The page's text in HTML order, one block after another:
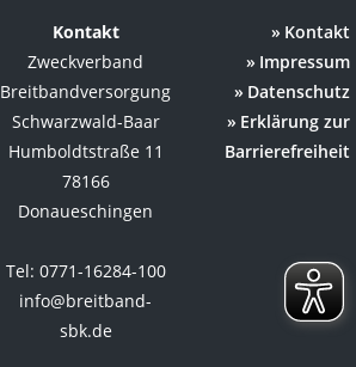
Kontakt
Zweckverband
Breitbandversorgung
Schwarzwald-Baar
Humboldtstraße 11
78166
Donaueschingen
Tel: 0771-16284-100
info@breitband-
sbk.de
Kontakt
Impressum
Datenschutz
Erklärung zur
Barrierefreiheit